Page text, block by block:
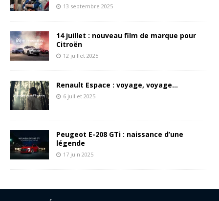
13 septembre 2025
14 juillet : nouveau film de marque pour
Citroën
12 juillet 2025
Renault Espace : voyage, voyage…
6 juillet 2025
Peugeot E-208 GTi : naissance d’une
légende
17 juin 2025